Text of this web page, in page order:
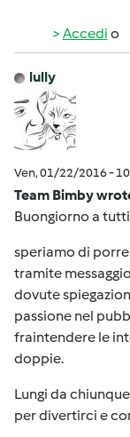
Accedi o
lully
Ven, 01/22/2016 -
Team Bimby
Buongiorno a
speriamo di
tramite
dovute
passione nel
fraintendere le
doppie.
Lungi da
per divertirci e